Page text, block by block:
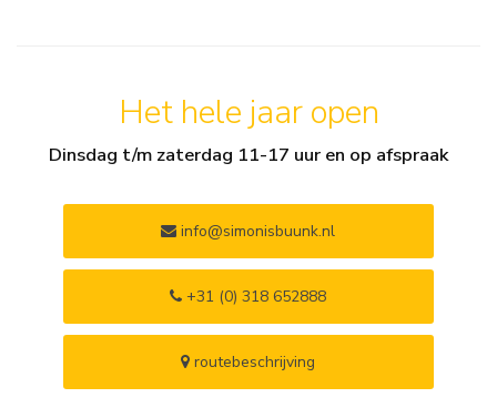
Het hele jaar open
Dinsdag t/m zaterdag 11-17 uur en op afspraak
info@simonisbuunk.nl
+31 (0) 318 652888
routebeschrijving